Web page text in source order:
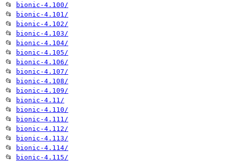
📂
bionic-4.100/
📂
bionic-4.101/
📂
bionic-4.102/
📂
bionic-4.103/
📂
bionic-4.104/
📂
bionic-4.105/
📂
bionic-4.106/
📂
bionic-4.107/
📂
bionic-4.108/
📂
bionic-4.109/
📂
bionic-4.11/
📂
bionic-4.110/
📂
bionic-4.111/
📂
bionic-4.112/
📂
bionic-4.113/
📂
bionic-4.114/
📂
bionic-4.115/